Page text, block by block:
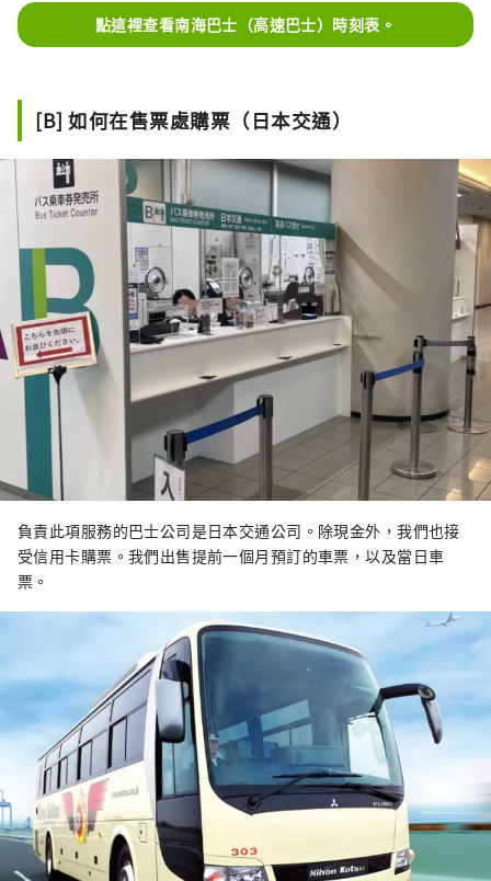
點這裡查看南海巴士（高速巴士）時刻表。
[B] 如何在售票處購票（日本交通）
負責此項服務的巴士公司是日本交通公司。除現金外，我們也接
受信用卡購票。我們出售提前一個月預訂的車票，以及當日車
票。